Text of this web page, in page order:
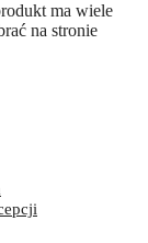
ma wiele
na stronie